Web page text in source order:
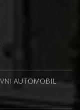
AUTOMOBIL